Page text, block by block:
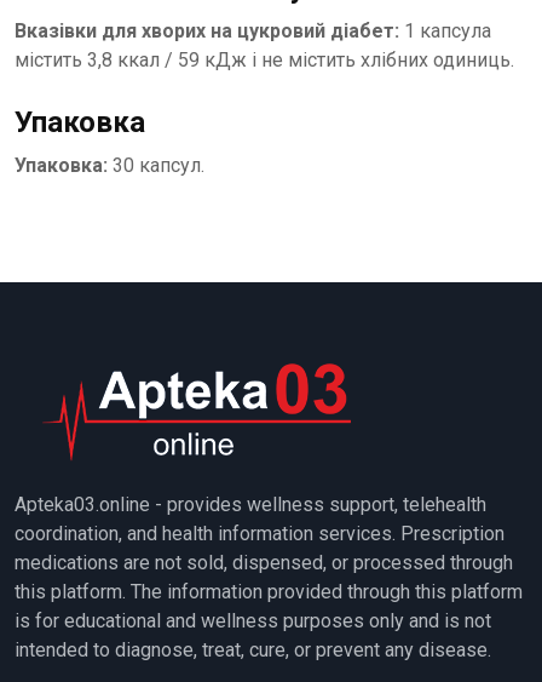
Вказівки для хворих на цукровий діабет: 1 капсула
містить 3,8 ккал / 59 кДж і не містить хлібних одиниць.
Упаковка
Упаковка: 30 капсул.
Apteka03.online - provides wellness support, telehealth
coordination, and health information services. Prescription
medications are not sold, dispensed, or processed through
this platform. The information provided through this platform
is for educational and wellness purposes only and is not
intended to diagnose, treat, cure, or prevent any disease.